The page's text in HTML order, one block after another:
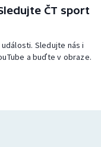
ČT sport
Sledujte nás i
a buďte v obraze.